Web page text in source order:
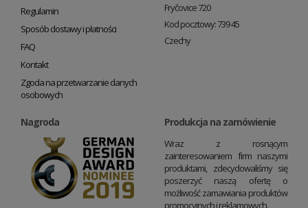
Regulamin
Sposób dostawy i płatności
FAQ
Kontakt
Zgoda na przetwarzanie danych
osobowych
Fryčovice 720
Kod pocztowy: 739 45
Czechy
Nagroda Produkcja na zamówienie
Wraz z rosnącym
zainteresowaniem firm naszymi
produktami, zdecydowaliśmy się
poszerzyć naszą ofertę o
możliwość zamawiania produktów
promocyjnych i reklamowych.